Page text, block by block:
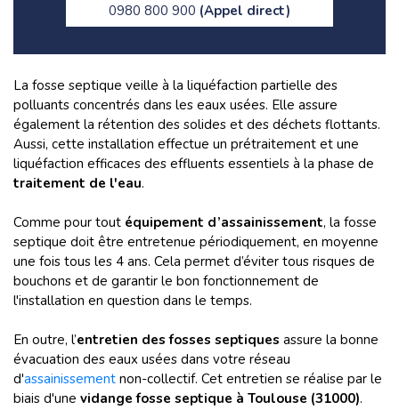
0980 800 900 (Appel direct)
La fosse septique veille à la liquéfaction partielle des
polluants concentrés dans les eaux usées. Elle assure
également la rétention des solides et des déchets flottants.
Aussi, cette installation effectue un prétraitement et une
liquéfaction efficaces des effluents essentiels à la phase de
traitement de l'eau.
Comme pour tout équipement d’assainissement, la fosse
septique doit être entretenue périodiquement, en moyenne
une fois tous les 4 ans. Cela permet d’éviter tous risques de
bouchons et de garantir le bon fonctionnement de
l'installation en question dans le temps.
En outre, l’entretien des fosses septiques assure la bonne
évacuation des eaux usées dans votre réseau
d'assainissement non-collectif. Cet entretien se réalise par le
biais d'une vidange fosse septique à Toulouse (31000).